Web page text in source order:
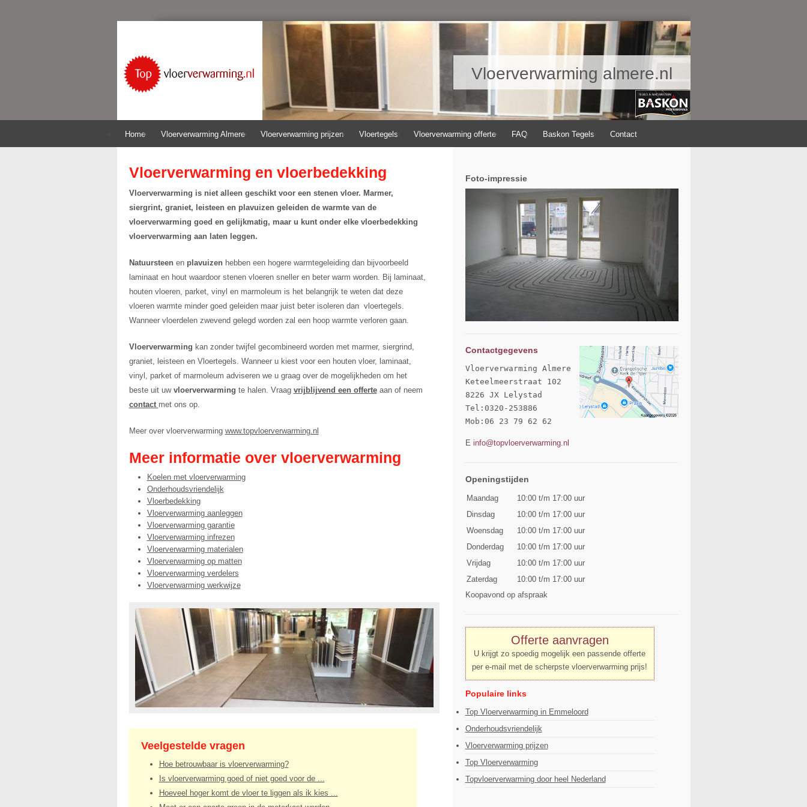
Vloerverwarming almere.nl
Home Vloerverwarming Almere Vloerverwarming prijzen Vloertegels Vloerverwarming offerte FAQ Baskon Tegels Contact
Vloerverwarming en vloerbedekking
Vloerverwarming is niet alleen geschikt voor een stenen vloer. Marmer,
siergrint, graniet, leisteen en plavuizen geleiden de warmte van de
vloerverwarming goed en gelijkmatig, maar u kunt onder elke vloerbedekking
vloerverwarming aan laten leggen.
Natuursteen en plavuizen hebben een hogere warmtegeleiding dan bijvoorbeeld
laminaat en hout waardoor stenen vloeren sneller en beter warm worden. Bij laminaat,
houten vloeren, parket, vinyl en marmoleum is het belangrijk te weten dat deze
vloeren warmte minder goed geleiden maar juist beter isoleren dan vloertegels.
Wanneer vloerdelen zwevend gelegd worden zal een hoop warmte verloren gaan.
Vloerverwarming kan zonder twijfel gecombineerd worden met marmer, siergrind,
graniet, leisteen en Vloertegels. Wanneer u kiest voor een houten vloer, laminaat,
vinyl, parket of marmoleum adviseren we u graag over de mogelijkheden om het
beste uit uw vloerverwarming te halen. Vraag vrijblijvend een offerteaan of neem
contact met ons op.
Meer over vloerverwarming www.topvloerverwarming.nl
Meer informatie over vloerverwarming
Koelen met vloerverwarming
Onderhoudsvriendelijk
Vloerbedekking
Vloerverwarming aanleggen
Vloerverwarming garantie
Vloerverwarming infrezen
Vloerverwarming materialen
Vloerverwarming op matten
Vloerverwarming verdelers
Vloerverwarming werkwijze
Veelgestelde vragen
Hoe betrouwbaar is vloerverwarming?
Is vloerverwarming goed of niet goed voor de ...
Hoeveel hoger komt de vloer te liggen als ik kies ...
Foto-impressie
Contactgegevens
Vloerverwarming Almere
Keteelmeerstraat 102
8226 JX Lelystad
Tel:0320-253886
Mob:06 23 79 62 62
E info@topvloerverwarming.nl
Openingstijden
Maandag
10:00 t/m 17:00 uur
Dinsdag
10:00 t/m 17:00 uur
Woensdag
10:00 t/m 17:00 uur
Donderdag
10:00 t/m 17:00 uur
Vrijdag
10:00 t/m 17:00 uur
Zaterdag
10:00 t/m 17:00 uur
Koopavond op afspraak
Offerte aanvragen
U krijgt zo spoedig mogelijk een passende offerte
per e-mail met de scherpste vloerverwarming prijs!
Populaire links
Top Vloerverwarming in Emmeloord
Onderhoudsvriendelijk
Vloerverwarming prijzen
Top Vloerverwarming
Topvloerverwarming door heel Nederland